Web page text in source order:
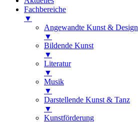
Fachbereiche
▼
Angewandte Kunst & Design
▼
Bildende Kunst
▼
Literatur
▼
Musik
▼
Darstellende Kunst & Tanz
▼
Kunstförderung